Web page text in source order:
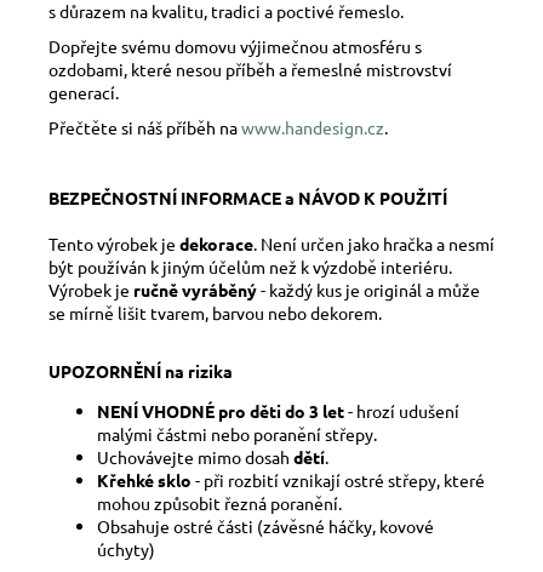
s důrazem na kvalitu, tradici a poctivé řemeslo.
Dopřejte svému domovu výjimečnou atmosféru s
ozdobami, které nesou příběh a řemeslné mistrovství
generací.
Přečtěte si náš příběh nawww.handesign.cz.
BEZPEČNOSTNÍ INFORMACE a NÁVOD K POUŽITÍ
Tento výrobek je dekorace. Není určen jako hračka a nesmí
být používán k jiným účelům než k výzdobě interiéru.
Výrobek je ručně vyráběný- každý kus je originál a může
se mírně lišit tvarem, barvou nebo dekorem.
UPOZORNĚNÍ na rizika
NENÍ VHODNÉ pro děti do 3 let- hrozí udušení
malými částmi nebo poranění střepy.
Uchovávejte mimo dosah dětí.
Křehké sklo - při rozbití vznikají ostré střepy, které
mohou způsobit řezná poranění.
Obsahuje ostré části (závěsné háčky, kovové
úchyty)